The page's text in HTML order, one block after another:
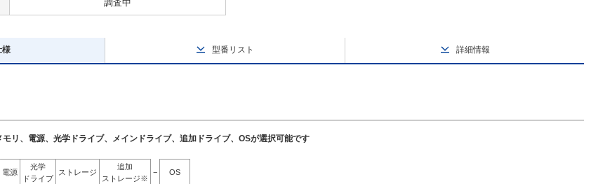
調査中
様 型番リスト 詳細情報
リ、電源、光学ドライブ、メインドライブ、追加ドライブ、OSが選択可能です
電源
光学
ドライブ
ストレージ
追加
ストレージ※
− OS